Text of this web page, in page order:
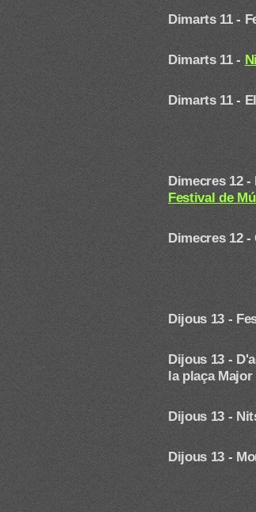
Dimarts 11 -
Dimarts 11 -
Dimarts 11 -
Dimecres 12
Festival de
Dimecres 12 -
Dijous 13 -
Dijous 13 -
la plaça Major
Dijous 13 -
Dijous 13 -